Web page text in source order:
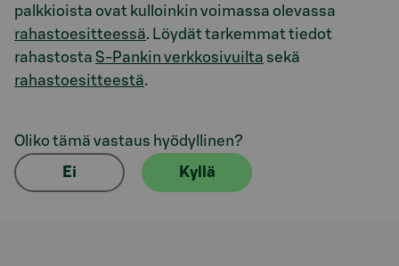
palkkioista ovat kulloinkin voimassa olevassa
rahastoesitteessä. Löydät tarkemmat tiedot
rahastosta S-Pankin verkkosivuilta sekä
rahastoesitteestä.
Oliko tämä vastaus hyödyllinen?
Ei Kyllä